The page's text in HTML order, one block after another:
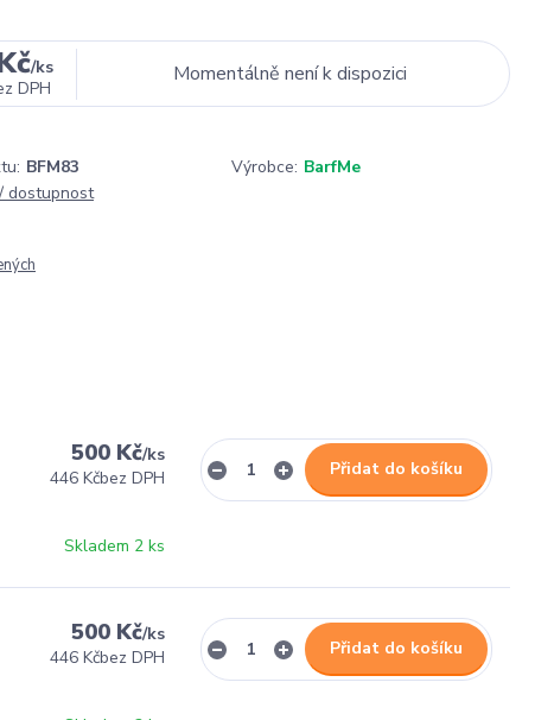
/ks
DPH
Momentálně není k dispozici
BFM83 Výrobce: BarfMe
dostupnost
500 Kč/ks
446 Kčbez DPH
Skladem 2 ks
Přidat do košíku
500 Kč/ks
446 Kčbez DPH Přidat do košíku